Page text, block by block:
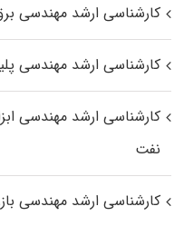
کارشناسی ارشد مهندسی
کارشناسی ارشد مهندسی
کارشناسی ارشد مهندسی
نفت
کارشناسی ارشد مهندسی